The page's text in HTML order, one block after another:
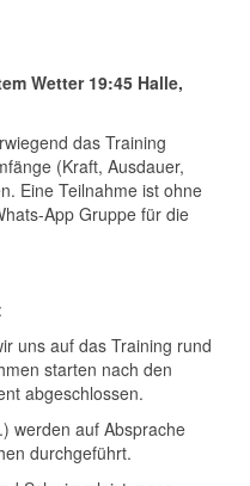
Wetter 19:45 Halle,
das Training
(Kraft, Ausdauer,
Eine Teilnahme ist ohne
App Gruppe für die
:
uns auf das Training rund
starten nach den
abgeschlossen.
werden auf Absprache
durchgeführt.